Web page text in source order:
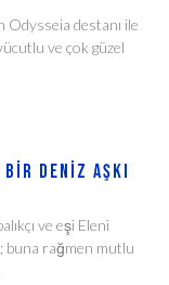
Odysseia destanı ile
ve çok güzel
Deniz Aşkı
ve eşi Eleni
buna rağmen mutlu